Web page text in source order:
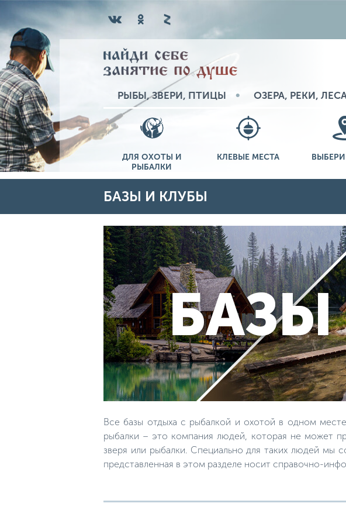
РЫБЫ, ЗВЕРИ, ПТИЦЫ ОЗЕРА, РЕКИ,
ДЛЯ ОХОТЫ И
РЫБАЛКИ
КЛЕВЫЕ МЕСТА
БАЗЫ И КЛУБЫ
Все базы отдыха с рыбалкой и охотой в одном
рыбалки – это компания людей, которая не может
зверя или рыбалки. Специально для таких людей мы
представленная в этом разделе носит справочно-